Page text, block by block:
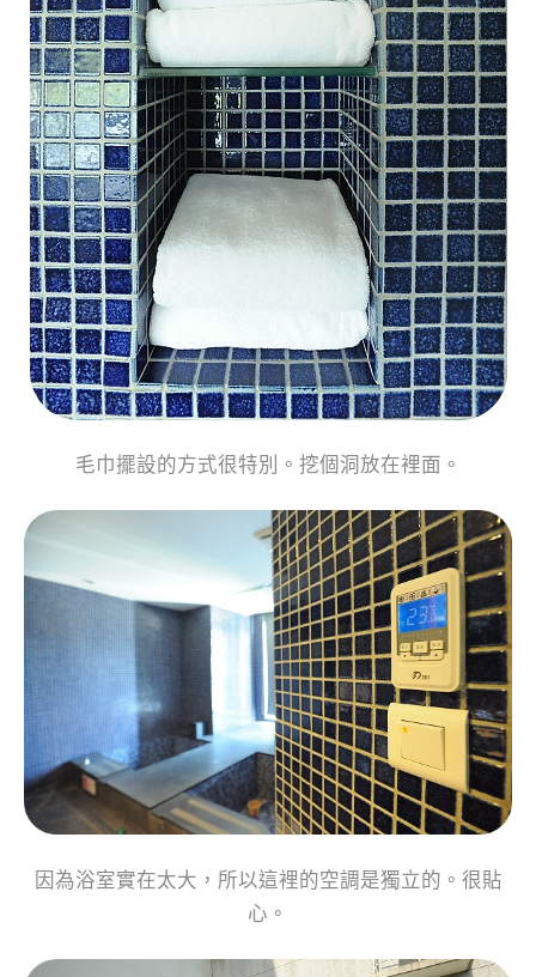
毛巾擺設的方式很特別。挖個洞放在裡面。
因為浴室實在太大，所以這裡的空調是獨立的。很貼
心。